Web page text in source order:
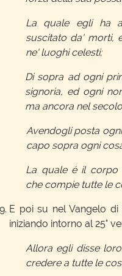
La quale egli ha
suscitato da' morti,
ne' luoghi celesti;
Di sopra ad ogni
signoria, ed ogni
ma ancora nel
Avendogli posta
capo sopra ogni
La quale é il corpo
che compie tutte le
E poi su nel Vangelo
iniziando intorno al 25°
Allora egli disse
credere a tutte le